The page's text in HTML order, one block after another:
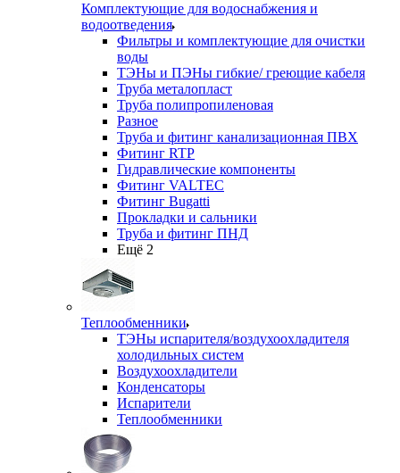
Комплектующие для водоснабжения и
водоотведения
Фильтры и комплектующие для очистки
воды
ТЭНы и ПЭНы гибкие/ греющие кабеля
Труба металопласт
Труба полипропиленовая
Разное
Труба и фитинг канализационная ПВХ
Фитинг RTP
Гидравлические компоненты
Фитинг VALTEC
Фитинг Bugatti
Прокладки и сальники
Труба и фитинг ПНД
Ещё 2
Теплообменники
ТЭНы испарителя/воздухоохладителя
холодильных систем
Воздухоохладители
Конденсаторы
Испарители
Теплообменники